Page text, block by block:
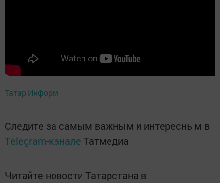
Татар Информ
Следите за самым важным и интересным в
Telegram-канале Татмедиа
Читайте новости Татарстана в